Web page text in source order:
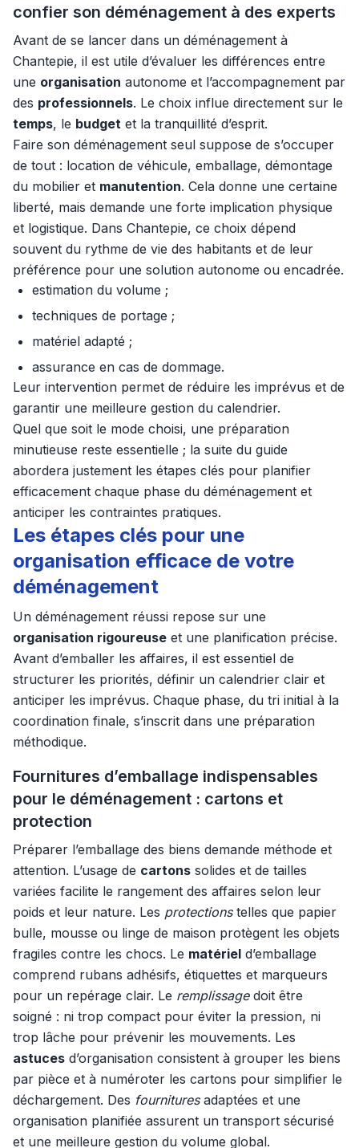
confier son déménagement à des experts
Avant de se lancer dans un déménagement à
Chantepie, il est utile d’évaluer les différences entre
une organisation autonome et l’accompagnement par
des professionnels. Le choix influe directement sur le
temps, le budget et la tranquillité d’esprit.
Faire son déménagement seul suppose de s’occuper
de tout : location de véhicule, emballage, démontage
du mobilier et manutention. Cela donne une certaine
liberté, mais demande une forte implication physique
et logistique. Dans Chantepie, ce choix dépend
souvent du rythme de vie des habitants et de leur
préférence pour une solution autonome ou encadrée.
estimation du volume ;
techniques de portage ;
matériel adapté ;
assurance en cas de dommage.
Leur intervention permet de réduire les imprévus et de
garantir une meilleure gestion du calendrier.
Quel que soit le mode choisi, une préparation
minutieuse reste essentielle ; la suite du guide
abordera justement les étapes clés pour planifier
efficacement chaque phase du déménagement et
anticiper les contraintes pratiques.
Les étapes clés pour une
organisation efficace de votre
déménagement
Un déménagement réussi repose sur une
organisation rigoureuse et une planification précise.
Avant d’emballer les affaires, il est essentiel de
structurer les priorités, définir un calendrier clair et
anticiper les imprévus. Chaque phase, du tri initial à la
coordination finale, s’inscrit dans une préparation
méthodique.
Fournitures d’emballage indispensables
pour le déménagement : cartons et
protection
Préparer l’emballage des biens demande méthode et
attention. L’usage de cartons solides et de tailles
variées facilite le rangement des affaires selon leur
poids et leur nature. Les protectionstelles que papier
bulle, mousse ou linge de maison protègent les objets
fragiles contre les chocs. Le matériel d’emballage
comprend rubans adhésifs, étiquettes et marqueurs
pour un repérage clair. Le remplissagedoit être
soigné : ni trop compact pour éviter la pression, ni
trop lâche pour prévenir les mouvements. Les
astuces d’organisation consistent à grouper les biens
par pièce et à numéroter les cartons pour simplifier le
déchargement. Des fournituresadaptées et une
organisation planifiée assurent un transport sécurisé
et une meilleure gestion du volume global.